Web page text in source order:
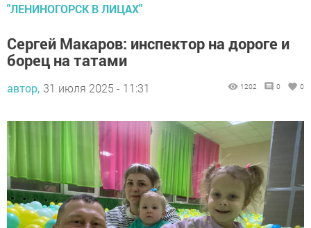
"ЛЕНИНОГОРСК В ЛИЦАХ"
Сергей Макаров: инспектор на дороге и
борец на татами
автор, 31 июля 2025 - 11:31 1202 0 0